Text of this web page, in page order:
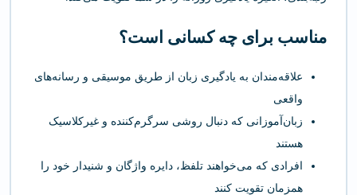
مناسب برای چه کسانی است؟
علاقه‌مندان به یادگیری زبان از طریق موسیقی و رسانه‌های
واقعی
زبان‌آموزانی که دنبال روشی سرگرم‌کننده و غیرکلاسیک
هستند
افرادی که می‌خواهند تلفظ، دایره واژگان و شنیدار خود را
همزمان تقویت کنند